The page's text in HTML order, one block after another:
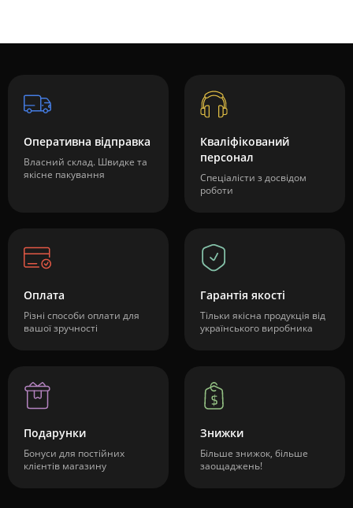
Оперативна відправка
Власний склад. Швидке та
якісне пакування
Кваліфікований
персонал
Спеціалісти з досвідом
роботи
Оплата
Різні способи оплати для
вашої зручності
Гарантія якості
Тільки якісна продукція від
українського виробника
Подарунки
Бонуси для постійних
клієнтів магазину
Знижки
Більше знижок, більше
заощаджень!